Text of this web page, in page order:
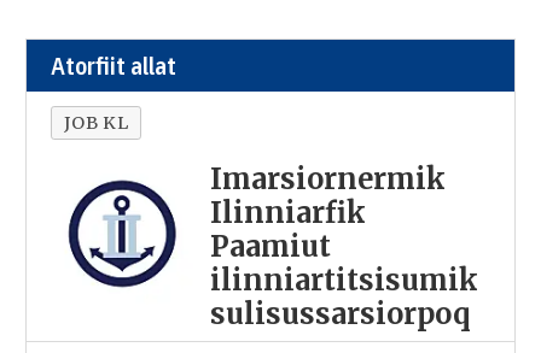
Atorfiit allat
JOB KL
Imarsiornermik
Ilinniarfik
Paamiut
ilinniartitsisumik
sulisussarsiorpoq